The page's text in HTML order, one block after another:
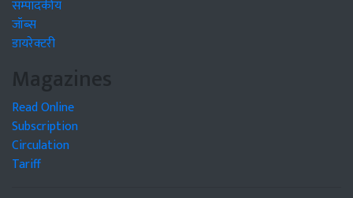
सम्पादकीय
जॉब्स
डायरेक्टरी
Magazines
Read Online
Subscription
Circulation
Tariff